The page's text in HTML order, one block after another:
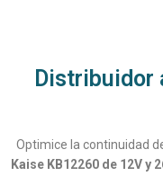
Distribuidor
Optimice la continuidad
Kaise KB12260 de 12V y